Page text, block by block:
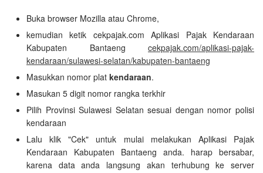
Buka browser Mozilla atau Chrome,
kemudian ketik cekpajak.com Aplikasi Pajak Kendaraan
Kabupaten Bantaeng cekpajak.com/aplikasi-pajak-
kendaraan/sulawesi-selatan/kabupaten-bantaeng
Masukkan nomor plat kendaraan.
Masukan 5 digit nomor rangka terkhir
Pilih Provinsi Sulawesi Selatan sesuai dengan nomor polisi
kendaraan
Lalu klik "Cek" untuk mulai melakukan Aplikasi Pajak
Kendaraan Kabupaten Bantaeng anda. harap bersabar,
karena data anda langsung akan terhubung ke server